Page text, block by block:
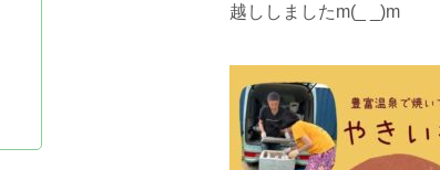
越ししましたm(_ _)m